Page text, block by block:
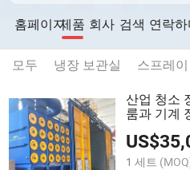
홈페이지제품 회사 검색 연락
모두 냉장 보관실 스프레
산업 청소
룸과 기계
US$
1 세트